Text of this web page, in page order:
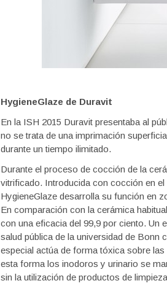
HygieneGlaze de Duravit
En la ISH 2015 Duravit presentaba al
no se trata de una imprimación
durante un tiempo ilimitado.
Durante el proceso de cocción de la
vitrificado. Introducida con cocción en
HygieneGlaze desarrolla su función en
En comparación con la cerámica
con una eficacia del 99,9 por ciento. Un
salud pública de la universidad de Bonn
especial actúa de forma tóxica sobre
esta forma los inodoros y urinario se
sin la utilización de productos de